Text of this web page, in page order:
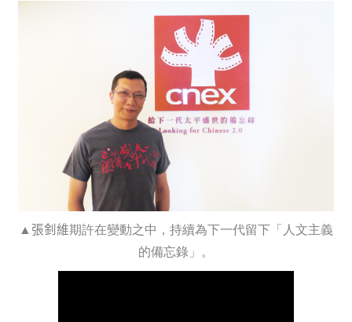
▲ 張釗維期許在變動之中，持續為下一代留下「人文主義
的備忘錄」。